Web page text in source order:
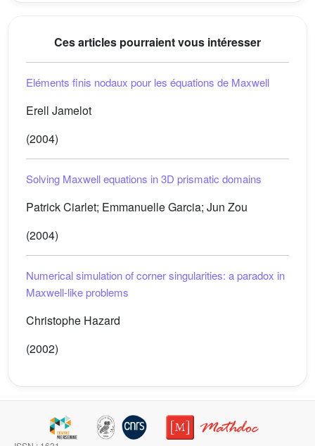
Ces articles pourraient vous intéresser
Eléments finis nodaux pour les équations de Maxwell
Erell Jamelot
(2004)
Solving Maxwell equations in 3D prismatic domains
Patrick Ciarlet; Emmanuelle Garcia; Jun Zou
(2004)
Numerical simulation of corner singularities: a paradox in
Maxwell-like problems
Christophe Hazard
(2002)